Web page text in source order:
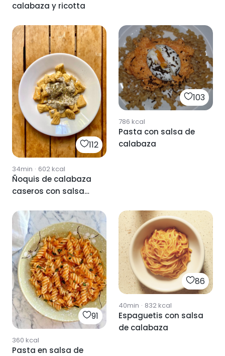
calabaza y ricotta
112
34min · 602kcal
Ñoquis de calabaza
caseros con salsa
103
786 kcal
Pasta con salsa de
calabaza
91
360 kcal
Pasta en salsa de
86
40min · 832kcal
Espaguetis con salsa
de calabaza